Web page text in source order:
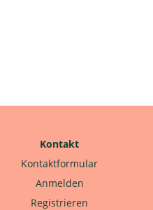
Kontakt
Kontaktformular
Anmelden
Registrieren